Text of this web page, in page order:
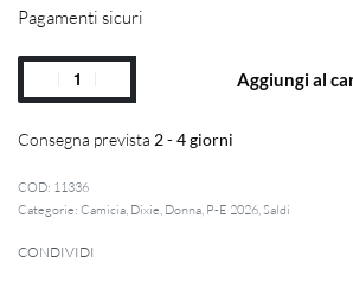
Pagamenti sicuri
Aggiungi al
Consegna prevista 2 - 4 giorni
11336
Categorie: Camicia Dixie Donna P-E 2026 Saldi
CONDIVIDI